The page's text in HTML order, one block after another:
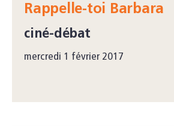
Rappelle-toi Barbara
ciné-débat
mercredi 1 février 2017